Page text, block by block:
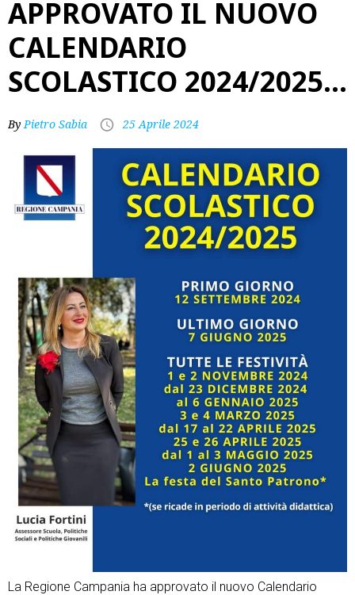
APPROVATO IL NUOVO
CALENDARIO
SCOLASTICO 2024/2025…
ByPietro Sabia 25 Aprile 2024
La Regione Campania ha approvato il nuovo Calendario